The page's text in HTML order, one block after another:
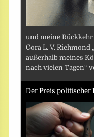
und meine
Cora L. V.
außerhalb meines
nach vielen Tagen“
Der Preis politischer